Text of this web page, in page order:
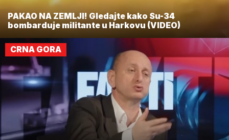
PAKAO NA ZEMLJI! Gledajte kako Su-34
bombarduje militante u Harkovu (VIDEO)
CRNA GORA